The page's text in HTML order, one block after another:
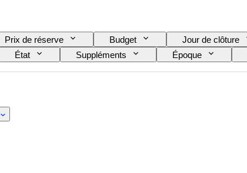
Prix de réserve Budget Jour de clôture
État Suppléments Époque
Échelle Époque Vendu(e) par